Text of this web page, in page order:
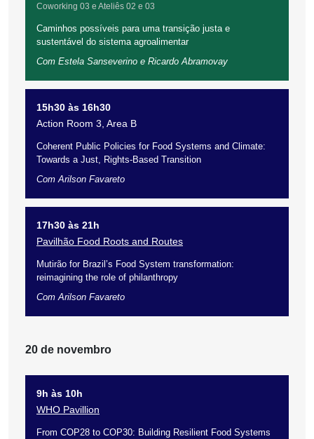
Coworking 03 e Ateliês 02 e 03
Caminhos possíveis para uma transição justa e
sustentável do sistema agroalimentar
Com Estela Sanseverino e Ricardo Abramovay
15h30 às 16h30
Action Room 3, Area B
Coherent Public Policies for Food Systems and Climate:
Towards a Just, Rights-Based Transition
Com Arilson Favareto
17h30 às 21h
Pavilhão Food Roots and Routes
Mutirão for Brazil’s Food System transformation:
reimagining the role of philanthropy
Com Arilson Favareto
20 de novembro
9h às 10h
WHO Pavillion
From COP28 to COP30: Building Resilient Food Systems